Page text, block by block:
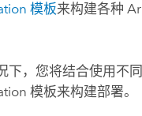
模板来构建各种
下，您将结合使用不
模板来构建部署。